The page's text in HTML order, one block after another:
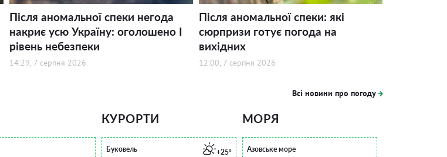
Після аномальної спеки негода
накриє усю Україну: оголошено І
рівень небезпеки
14:29, 7 серпня 2026
Після аномальної спеки: які
сюрпризи готує погода на
вихідних
12:00, 7 серпня 2026
Всі новини про погоду
КУРОРТИ
Буковель +25°
МОРЯ
Азовське море